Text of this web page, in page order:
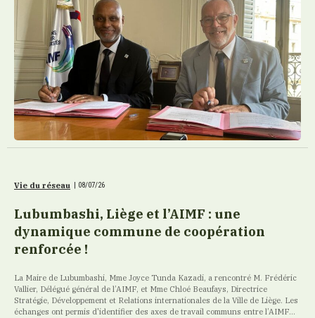
Vie du réseau 08/07/26
Lubumbashi, Liège et l’AIMF : une
dynamique commune de coopération
renforcée !
La Maire de Lubumbashi, Mme Joyce Tunda Kazadi, a rencontré M. Frédéric
Vallier, Délégué général de l’AIMF, et Mme Chloé Beaufays, Directrice
Stratégie, Développement et Relations internationales de la Ville de Liège. Les
échanges ont permis d'identifier des axes de travail communs entre l’AIMF...